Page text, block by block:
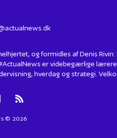
og formidles af Denis Rivin:
er videbegærlige
hverdag og strategi.
© 2026